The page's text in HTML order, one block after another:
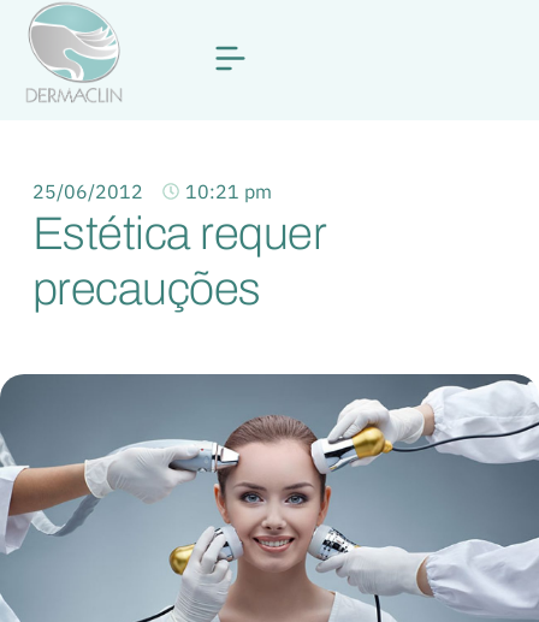
25/06/2012 10:21 pm
Estética requer
precauções